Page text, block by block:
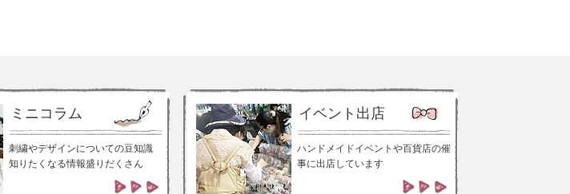
ミニコラム
刺繍やデザインについての豆知識
知りたくなる情報盛りだくさん
イベント出店
ハンドメイドイベントや百貨店の催
事に出店しています